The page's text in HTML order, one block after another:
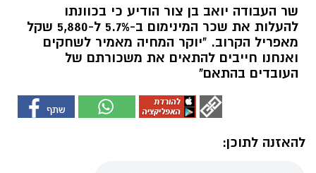
שר העבודה יואב בן צור הודיע כי בכוונתו
להעלות את שכר המינימום ב-5.7% ל-5,880 שקל
מאפריל הקרוב. "יוקר המחיה מאמיר לשחקים
ואנחנו חייבים להתאים את משכורתם של
העובדים בהתאם"
להאזנה לתוכן: